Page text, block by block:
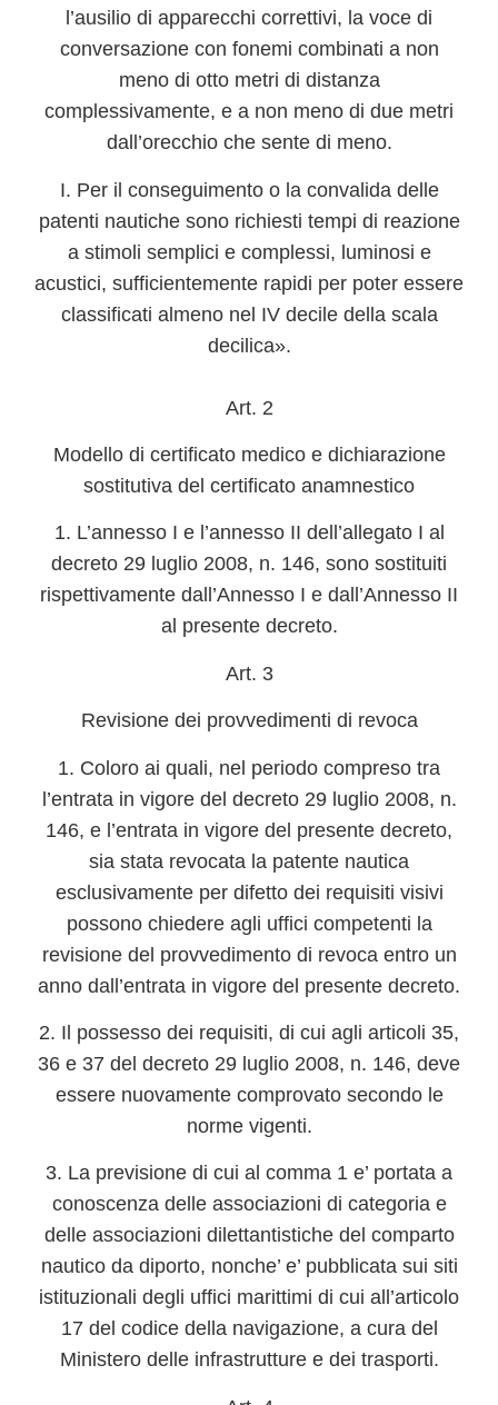
l’ausilio di apparecchi correttivi, la voce di
conversazione con fonemi combinati a non
meno di otto metri di distanza
complessivamente, e a non meno di due metri
dall’orecchio che sente di meno.
I. Per il conseguimento o la convalida delle
patenti nautiche sono richiesti tempi di reazione
a stimoli semplici e complessi, luminosi e
acustici, sufficientemente rapidi per poter essere
classificati almeno nel IV decile della scala
decilica».
Art. 2
Modello di certificato medico e dichiarazione
sostitutiva del certificato anamnestico
1. L’annesso I e l’annesso II dell’allegato I al
decreto 29 luglio 2008, n. 146, sono sostituiti
rispettivamente dall’Annesso I e dall’Annesso II
al presente decreto.
Art. 3
Revisione dei provvedimenti di revoca
1. Coloro ai quali, nel periodo compreso tra
l’entrata in vigore del decreto 29 luglio 2008, n.
146, e l’entrata in vigore del presente decreto,
sia stata revocata la patente nautica
esclusivamente per difetto dei requisiti visivi
possono chiedere agli uffici competenti la
revisione del provvedimento di revoca entro un
anno dall’entrata in vigore del presente decreto.
2. Il possesso dei requisiti, di cui agli articoli 35,
36 e 37 del decreto 29 luglio 2008, n. 146, deve
essere nuovamente comprovato secondo le
norme vigenti.
3. La previsione di cui al comma 1 e’ portata a
conoscenza delle associazioni di categoria e
delle associazioni dilettantistiche del comparto
nautico da diporto, nonche’ e’ pubblicata sui siti
istituzionali degli uffici marittimi di cui all’articolo
17 del codice della navigazione, a cura del
Ministero delle infrastrutture e dei trasporti.